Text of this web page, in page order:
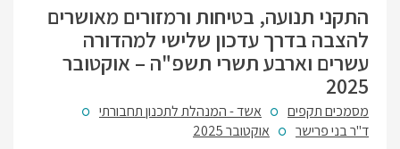
התקני תנועה, בטיחות ורמזורים מאושרים
להצבה בדרך עדכון שלישי למהדורה
עשרים וארבע תשרי תשפ"ה – אוקטובר
2025
מסמכים תקפים
אשד - המנהלת לתכנון תחבורתי
ד"ר בני פרישר
אוקטובר 2025